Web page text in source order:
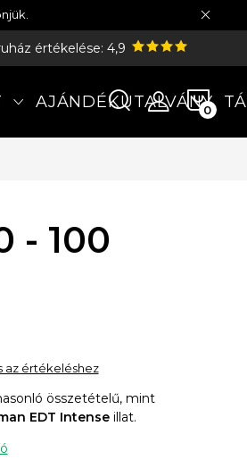
értékelése: 4,9
AJÁNDÉKUTALVÁNY
- 100
az értékeléshez
összetételű, mint
EDT Intenseillat.